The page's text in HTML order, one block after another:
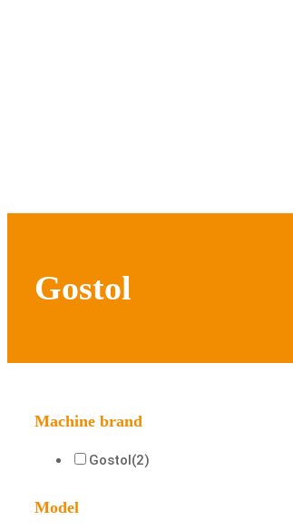
Gostol
Machine brand
Gostol(2)
Model